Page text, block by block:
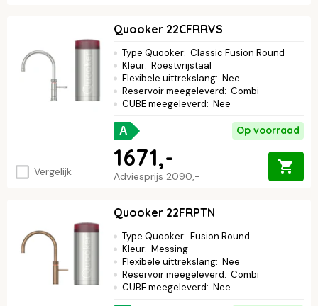
Vergelijk
Quooker 22CFRRVS
Type Quooker: Classic Fusion Round
Kleur: Roestvrijstaal
Flexibele uittrekslang: Nee
Reservoir meegeleverd: Combi
CUBE meegeleverd: Nee
A Op voorraad
Adviesprijs 2090,-
1671,-
Quooker 22FRPTN
Type Quooker: Fusion Round
Kleur: Messing
Flexibele uittrekslang: Nee
Reservoir meegeleverd: Combi
CUBE meegeleverd: Nee